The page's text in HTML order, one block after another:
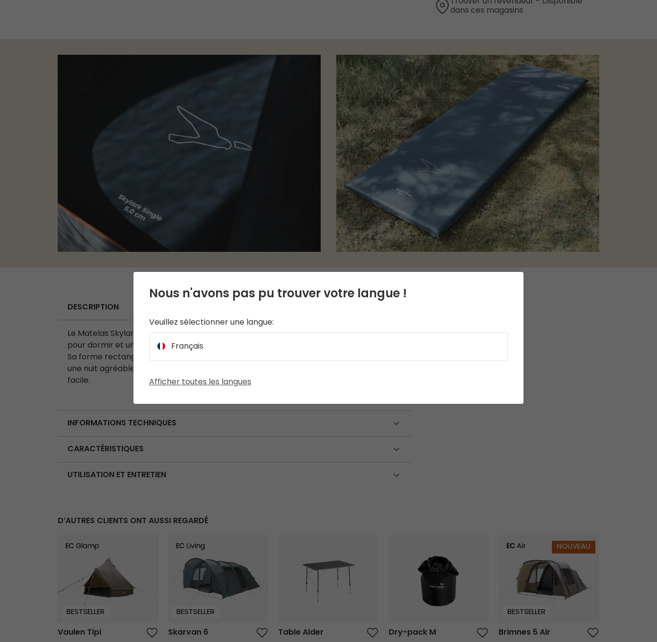
dans ces magasins
DESCRIPTION
Le Matelas Skylark Single 5,0 cm est un matelas auto-gonflant offrant plus d'espace
pour dormir et une épaisseur de 5 cm pour une meilleure isolation et plus de confort.
Sa forme rectangulaire classique, combinée avec un tissu en polyester doux, garantit
une nuit agréable et sans bruit. Le système Easy Valve permet un gonflage rapide et
facile.
INFORMATIONS TECHNIQUES
CARACTÉRISTIQUES
UTILISATION ET ENTRETIEN
D’AUTRES CLIENTS ONT AUSSI REGARDÉ
Vaulen Tipi
BESTSELLER
Vaulen Tipi
Skarvan 6
BESTSELLER
Skarvan 6
Table Alder
Dry-pack M
Brimnes 5 Air
NOUVEAU
BESTSELLER
Brimnes 5 Air
Nous n'avons pas pu trouver votre langue !
Veuillez sélectionner une langue:
Français
Afficher toutes les langues